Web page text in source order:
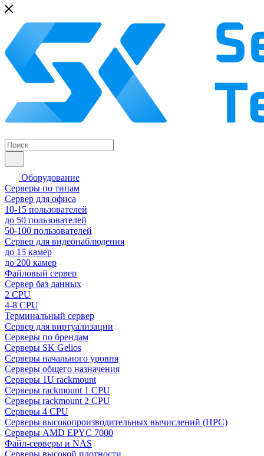
Оборудование
Серверы по типам
Сервер для офиса
10-15 пользователей
до 50 пользователей
50-100 пользователей
Сервер для видеонаблюдения
до 15 камер
до 200 камер
Файловый сервер
Сервер баз данных
2 CPU
4-8 CPU
Терминальный сервер
Сервер для виртуализации
Серверы по брендам
Серверы SK Gelios
Серверы начального уровня
Серверы общего назначения
Серверы 1U rackmount
Серверы rackmount 1 CPU
Серверы rackmount 2 CPU
Серверы 4 CPU
Серверы высокопроизводительных вычислений (HPC)
Серверы AMD EPYC 7000
Файл-серверы и NAS
Серверы высокой плотности